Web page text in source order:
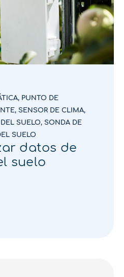
, PUNTO DE
, SENSOR DE CLIMA,
SUELO, SONDA DE
SUELO
datos de
suelo